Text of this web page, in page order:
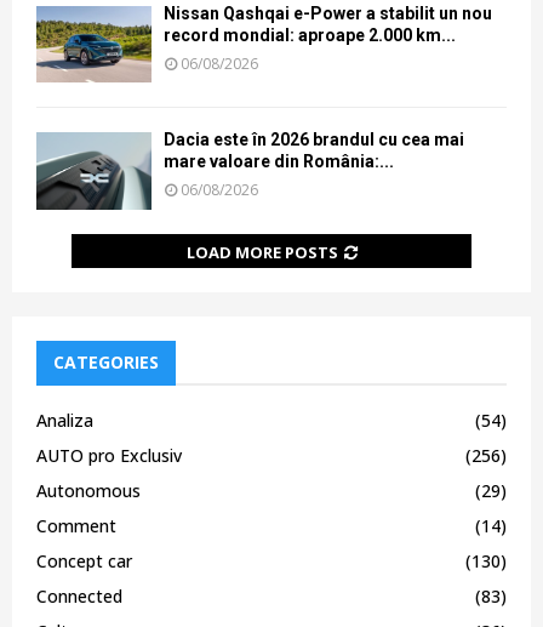
Nissan Qashqai e-Power a stabilit un nou
record mondial: aproape 2.000 km...
06/08/2026
Dacia este în 2026 brandul cu cea mai
mare valoare din România:...
06/08/2026
LOAD MORE POSTS
CATEGORIES
Analiza
(54)
AUTO pro Exclusiv
(256)
Autonomous
(29)
Comment
(14)
Concept car
(130)
Connected
(83)